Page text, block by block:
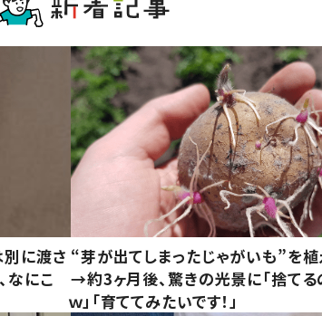
に渡さ
なにこ
“芽が出てしまったじゃがいも”を
→約3ヶ月後、驚きの光景に「捨てる
ｗ」「育ててみたいです！」